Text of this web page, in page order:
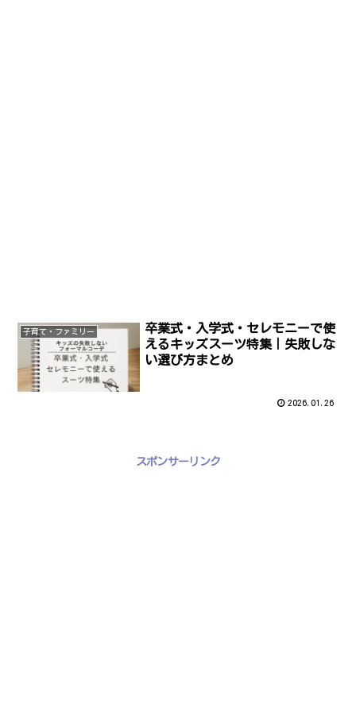
子育て・ファミリー
卒業式・入学式・セレモニーで使
えるキッズスーツ特集｜失敗しな
い選び方まとめ
2026.01.26
スポンサーリンク